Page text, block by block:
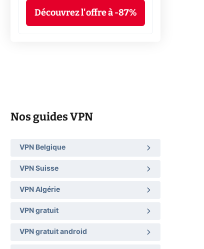
Découvrez l'offre à -87%
Nos guides VPN
VPN Belgique
VPN Suisse
VPN Algérie
VPN gratuit
VPN gratuit android